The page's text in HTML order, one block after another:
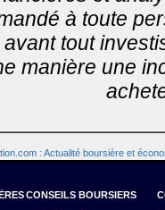
à toute
tout
manière une
: Actualité boursière et
CONSEILS BOURSIERS